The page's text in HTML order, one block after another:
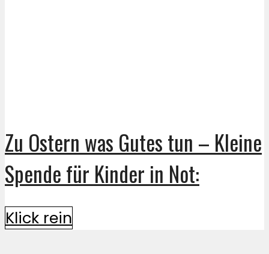
Zu Ostern was Gutes tun – Kleine
Spende für Kinder in Not:
Klick rein